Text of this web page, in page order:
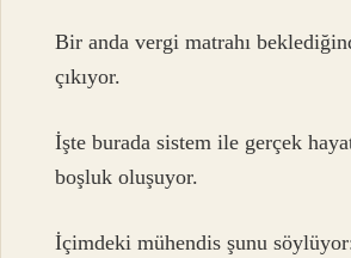
Bir anda vergi matrahı
çıkıyor.
İşte burada sistem ile gerçek
boşluk oluşuyor.
İçimdeki mühendis şunu